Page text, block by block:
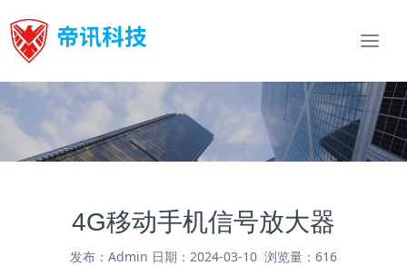
4G移动手机信号放大器
发布：Admin 日期：2024-03-10 浏览量：616